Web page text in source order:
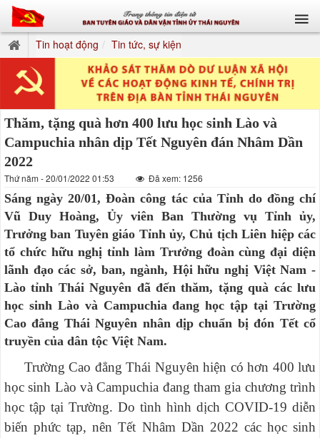
Tin hoạt động Tin tức, sự kiện
Thăm, tặng quà hơn 400 lưu học sinh Lào và
Campuchia nhân dịp Tết Nguyên đán Nhâm Dần
2022
Thứ năm - 20/01/2022 01:53 Đã xem: 1256
Sáng ngày 20/01, Đoàn công tác của Tỉnh do đồng chí
Vũ Duy Hoàng, Ủy viên Ban Thường vụ Tỉnh ủy,
Trưởng ban Tuyên giáo Tỉnh ủy, Chủ tịch Liên hiệp các
tổ chức hữu nghị tỉnh làm Trưởng đoàn cùng đại diện
lãnh đạo các sở, ban, ngành, Hội hữu nghị Việt Nam -
Lào tỉnh Thái Nguyên đã đến thăm, tặng quà các lưu
học sinh Lào và Campuchia đang học tập tại Trường
Cao đẳng Thái Nguyên nhân dịp chuẩn bị đón Tết cổ
truyền của dân tộc Việt Nam.
Trường Cao đẳng Thái Nguyên hiện có hơn 400 lưu
học sinh Lào và Campuchia đang tham gia chương trình
học tập tại Trường. Do tình hình dịch COVID-19 diễn
biến phức tạp, nên Tết Nhâm Dần 2022 các học sinh